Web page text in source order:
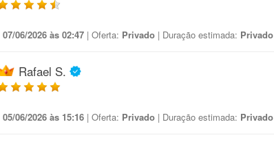
07/06/2026 às 02:47 | Oferta: Privado | Duração estimada: Privado
Rafael S.
05/06/2026 às 15:16 | Oferta: Privado | Duração estimada: Privado